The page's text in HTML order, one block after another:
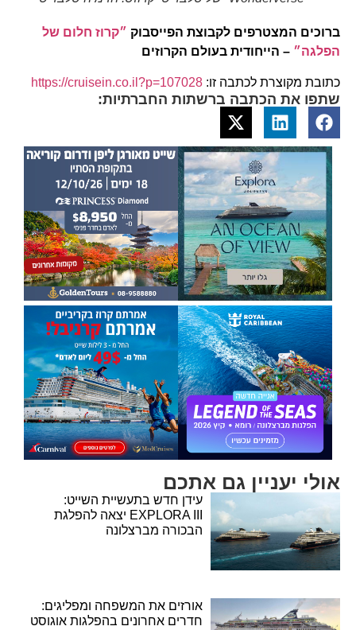
ברוכים המצטרפים לקבוצת הפייסבוק״קרוז חלום של
הפלגה״– הייחודית בעולם הקרוזים
כתובת מקוצרת לכתבה זו: https://cruisein.co.il?p=107028
שתפו את הכתבה ברשתות החברתיות:
אולי יעניין גם אתכם
עידן חדש בתעשיית השייט:
EXPLORA III יצאה להפלגת
הבכורה מברצלונה
אורזים את המשפחה ומפליגים:
חדרים אחרונים בהפלגות אוגוסט